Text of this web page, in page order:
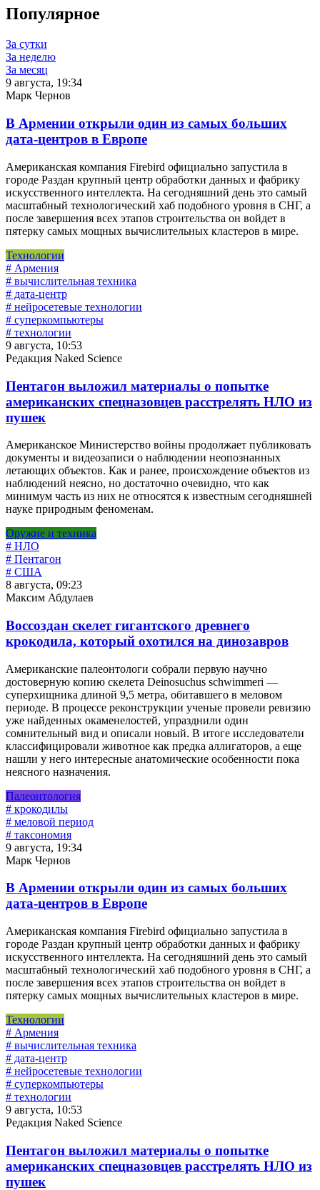
Популярное
За сутки
За неделю
За месяц
9 августа, 19:34
Марк Чернов
В Армении открыли один из самых больших
дата-центров в Европе
Американская компания Firebird официально запустила в
городе Раздан крупный центр обработки данных и фабрику
искусственного интеллекта. На сегодняшний день это самый
масштабный технологический хаб подобного уровня в СНГ, а
после завершения всех этапов строительства он войдет в
пятерку самых мощных вычислительных кластеров в мире.
Технологии
# Армения
# вычислительная техника
# дата-центр
# нейросетевые технологии
# суперкомпьютеры
# технологии
9 августа, 10:53
Редакция Naked Science
Пентагон выложил материалы о попытке
американских спецназовцев расстрелять НЛО из
пушек
Американское Министерство войны продолжает публиковать
документы и видеозаписи о наблюдении неопознанных
летающих объектов. Как и ранее, происхождение объектов из
наблюдений неясно, но достаточно очевидно, что как
минимум часть из них не относятся к известным сегодняшней
науке природным феноменам.
Оружие и техника
# НЛО
# Пентагон
# США
8 августа, 09:23
Максим Абдулаев
Воссоздан скелет гигантского древнего
крокодила, который охотился на динозавров
Американские палеонтологи собрали первую научно
достоверную копию скелета Deinosuchus schwimmeri —
суперхищника длиной 9,5 метра, обитавшего в меловом
периоде. В процессе реконструкции ученые провели ревизию
уже найденных окаменелостей, упразднили один
сомнительный вид и описали новый. В итоге исследователи
классифицировали животное как предка аллигаторов, а еще
нашли у него интересные анатомические особенности пока
неясного назначения.
Палеонтология
# крокодилы
# меловой период
# таксономия
9 августа, 19:34
Марк Чернов
В Армении открыли один из самых больших
дата-центров в Европе
Американская компания Firebird официально запустила в
городе Раздан крупный центр обработки данных и фабрику
искусственного интеллекта. На сегодняшний день это самый
масштабный технологический хаб подобного уровня в СНГ, а
после завершения всех этапов строительства он войдет в
пятерку самых мощных вычислительных кластеров в мире.
Технологии
# Армения
# вычислительная техника
# дата-центр
# нейросетевые технологии
# суперкомпьютеры
# технологии
9 августа, 10:53
Редакция Naked Science
Пентагон выложил материалы о попытке
американских спецназовцев расстрелять НЛО из
пушек